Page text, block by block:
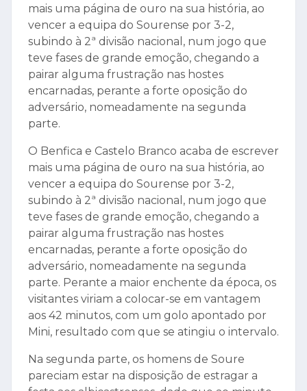
mais uma página de ouro na sua história, ao
vencer a equipa do Sourense por 3-2,
subindo à 2ª divisão nacional, num jogo que
teve fases de grande emoção, chegando a
pairar alguma frustração nas hostes
encarnadas, perante a forte oposição do
adversário, nomeadamente na segunda
parte.
O Benfica e Castelo Branco acaba de escrever
mais uma página de ouro na sua história, ao
vencer a equipa do Sourense por 3-2,
subindo à 2ª divisão nacional, num jogo que
teve fases de grande emoção, chegando a
pairar alguma frustração nas hostes
encarnadas, perante a forte oposição do
adversário, nomeadamente na segunda
parte. Perante a maior enchente da época, os
visitantes viriam a colocar-se em vantagem
aos 42 minutos, com um golo apontado por
Mini, resultado com que se atingiu o intervalo.
Na segunda parte, os homens de Soure
pareciam estar na disposição de estragar a